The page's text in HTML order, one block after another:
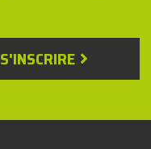
S'INSCRIRE